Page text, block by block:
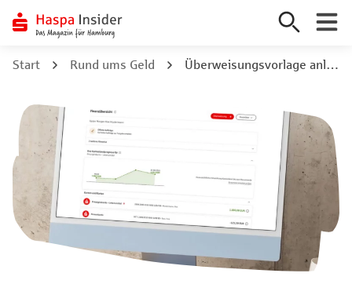
Inhalt
Start Rund ums Geld Überweisungsvorlage anlegen: So geht’s bei der Haspa